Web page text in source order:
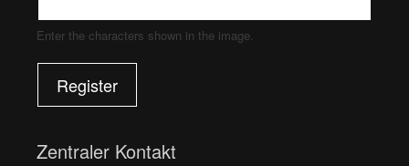
Enter the characters shown in the image.
Register
Zentraler Kontakt